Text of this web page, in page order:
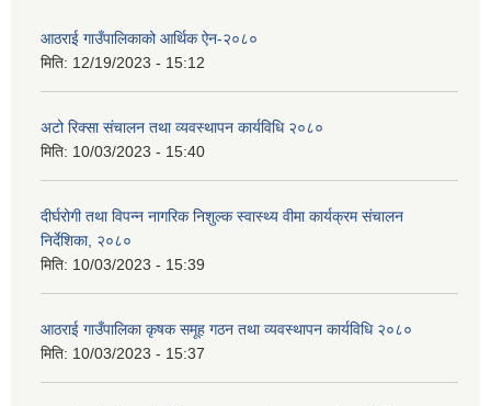
आठराई गाउँपालिकाको आर्थिक ऐन-२०८०
मिति: 12/19/2023 - 15:12
अटो रिक्सा संचालन तथा व्यवस्थापन कार्यविधि २०८०
मिति: 10/03/2023 - 15:40
दीर्घरोगी तथा विपन्न नागरिक निशुल्क स्वास्थ्य वीमा कार्यक्रम संचालन
निर्देशिका, २०८०
मिति: 10/03/2023 - 15:39
आठराई गाउँपालिका कृषक समूह गठन तथा व्यवस्थापन कार्यविधि २०८०
मिति: 10/03/2023 - 15:37